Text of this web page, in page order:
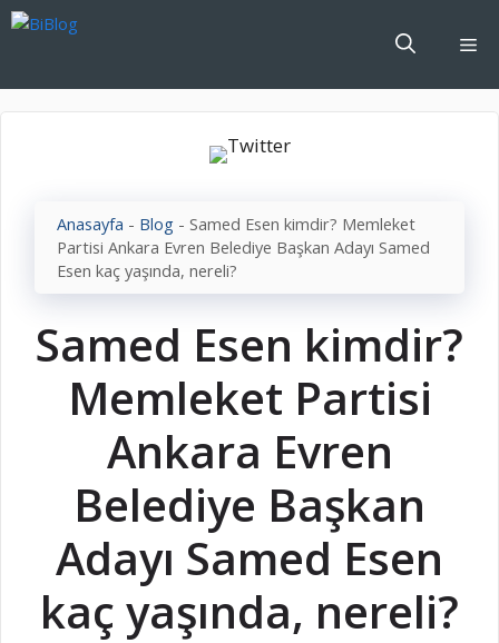
İçeriğe
Anasayfa - Blog - Samed Esen kimdir? Memleket
Partisi Ankara Evren Belediye Başkan Adayı Samed
Esen kaç yaşında, nereli?
Samed Esen kimdir?
Memleket Partisi
Ankara Evren
Belediye Başkan
Adayı Samed Esen
kaç yaşında, nereli?